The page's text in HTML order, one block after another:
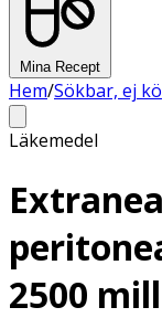
Mina Recept
Hem/Sökbar, ej
Läkemedel
2500